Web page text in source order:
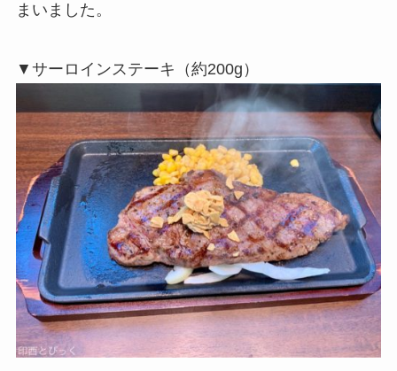
まいました。
▼サーロインステーキ（約200g）